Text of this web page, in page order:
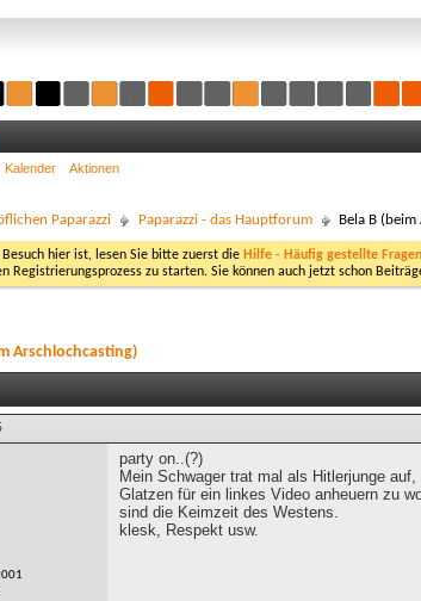
Kalender Aktionen
Paparazzi Paparazzi - das Hauptforum Bela B
hier ist, lesen Sie bitte zuerst die Hilfe - Häufig gestellte Fragen
Registrierungsprozess zu starten. Sie können auch jetzt schon
Arschlochcasting)
party on..(?)
Mein Schwager trat mal als Hitlerjunge
Glatzen für ein linkes Video anheuern zu
sind die Keimzeit des Westens.
klesk, Respekt usw.